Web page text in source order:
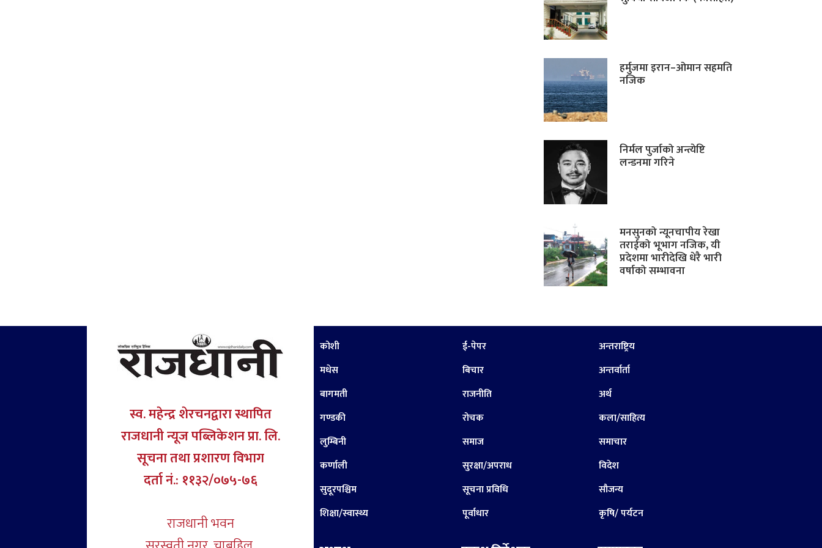
हर्मुजमा इरान–ओमान सहमति
नजिक
निर्मल पुर्जाको अन्त्येष्टि
लन्डनमा गरिने
मनसुनको न्यूनचापीय रेखा
तराईको भूभाग नजिक, यी
प्रदेशमा भारीदेखि धेरै भारी
वर्षाको सम्भावना
स्व. महेन्द्र शेरचनद्वारा स्थापित
राजधानी न्यूज पब्लिकेशन प्रा. लि.
सूचना तथा प्रशारण विभाग
दर्ता नं.: ११३२/०७५-७६
राजधानी भवन
कोशी
मधेस
बागमती
गण्डकी
लुम्बिनी
कर्णाली
सुदूरपश्चिम
शिक्षा/स्वास्थ्य
ई-पेपर
बिचार
राजनीति
रोचक
समाज
सुरक्षा/अपराध
सूचना प्रविधि
पूर्वाधार
अन्तराष्ट्रिय
अन्तर्वार्ता
अर्थ
कला/साहित्य
समाचार
विदेश
सौजन्य
कृषि/ पर्यटन